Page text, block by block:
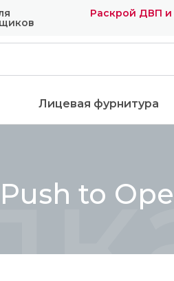
Раскрой ДВП
Лицевая фурнитура
to